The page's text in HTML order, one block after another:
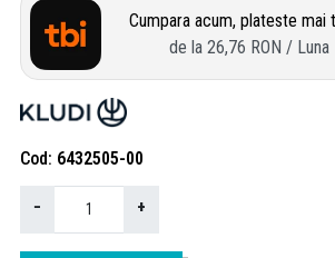
Cumpara acum, plateste mai
de la 26,76 RON / Luna
Cod 6432505-00
− +